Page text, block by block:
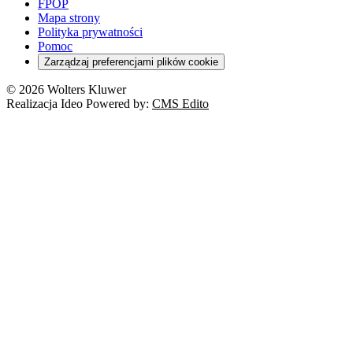
Kredyty
Cło
Deregulacja
Cyberbezpieczeństwo
Franczyza
Prawo autorskie
Szkoła i uczeń
Turystyka
Orzeczenia
RODO
FPOP
Mapa strony
Polityka prywatności
Pomoc
Zarządzaj preferencjami plików cookie
© 2026 Wolters Kluwer
Realizacja Ideo Powered by: CMS Edito